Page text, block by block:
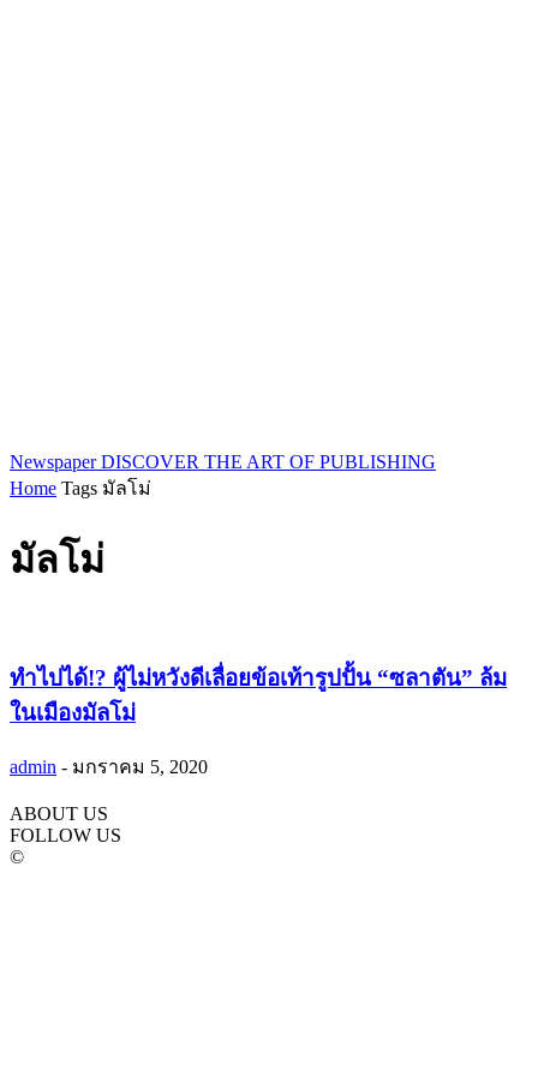
Newspaper DISCOVER THE ART OF PUBLISHING
Home Tags มัลโม่
มัลโม่
ทำไปได้!? ผู้ไม่หวังดีเลื่อยข้อเท้ารูปปั้น “ซลาตัน” ล้ม
ในเมืองมัลโม่
admin - มกราคม 5, 2020
ABOUT US
FOLLOW US
©